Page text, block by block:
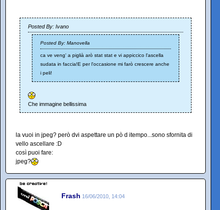
Posted By: Ivano
Posted By: Manovella
ca ve veng' a piglià arò stat stat e vi appiccico l'ascella
sudata in faccia!E per l'occasione mi farò crescere anche
i peli!
Che immagine bellissima
la vuoi in jpeg? però dvi aspettare un pò d itempo...sono sfornita di
vello ascellare :D
così puoi fare:
jpeg?
Frash 16/06/2010, 14:04